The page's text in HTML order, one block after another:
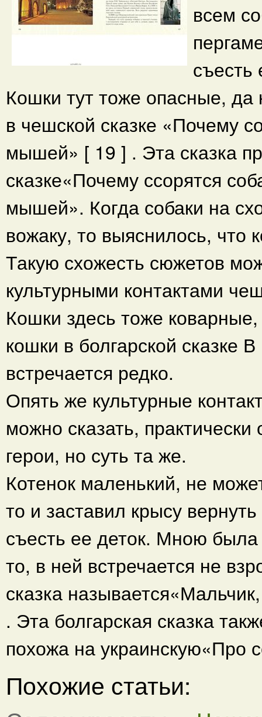
всем
съесть
Кошки тут тоже опасные,
в чешской сказке «Почему
мышей» [ 19 ] . Эта сказка
сказке«Почему ссорятся
мышей». Когда собаки на
вожаку, то выяснилось,
Такую схожесть сюжетов
культурными контактами
Кошки здесь тоже
кошки в болгарской сказке
встречается редко.
Опять же культурные
можно сказать,
герои, но суть та же.
Котенок маленький, не
то и заставил крысу
съесть ее деток. Мною
то, в ней встречается не
сказка
. Эта болгарская сказка
похожа на украинскую«Про
Похожие статьи: